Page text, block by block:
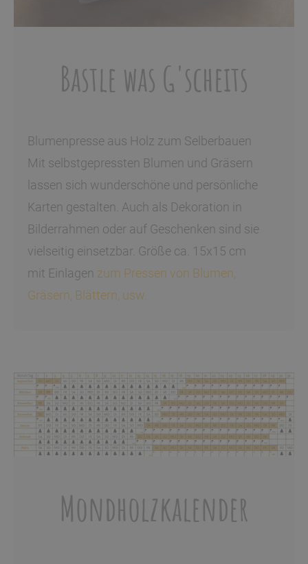
Bastle was G'scheits
Blumenpresse aus Holz zum Selberbauen
Mit selbstgepressten Blumen und Gräsern
lassen sich wunderschöne und persönliche
Karten gestalten. Auch als Dekoration in
Bilderrahmen oder auf Geschenken sind sie
vielseitig einsetzbar. Größe ca. 15x15 cm
mit Einlagen zum Pressen von Blumen,
Gräsern, Blättern, usw.
Mondholzkalender